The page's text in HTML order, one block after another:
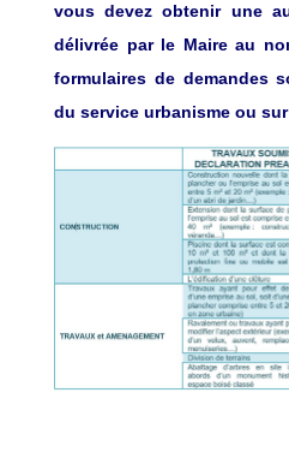
vous devez obtenir une
délivrée par le Maire au
formulaires de demandes
du service urbanisme ou sur